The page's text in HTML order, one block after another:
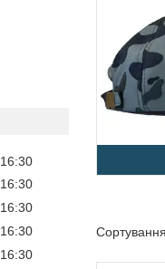
16:30
16:30
16:30
16:30
16:30